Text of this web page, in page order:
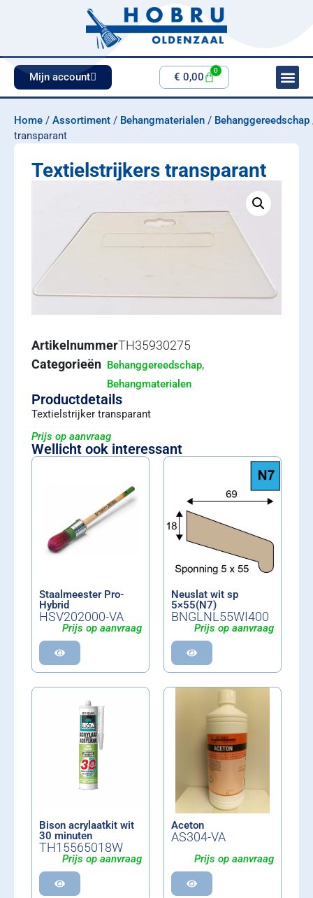
Mijn account € 0,00
0
Home / Assortiment / Behangmaterialen / Behanggereedschap
transparant
Textielstrijkers transparant
ArtikelnummerTH35930275
Categorieën Behanggereedschap,
Behangmaterialen
Productdetails
Textielstrijker transparant
Prijs op aanvraag
Wellicht ook interessant
Staalmeester Pro-
Hybrid
HSV202000-VA
Prijs op aanvraag
Neuslat wit sp
5×55(N7)
BNGLNL55WI400
Prijs op aanvraag
Bison acrylaatkit wit
30 minuten
TH15565018W
Prijs op aanvraag
Aceton
AS304-VA
Prijs op aanvraag